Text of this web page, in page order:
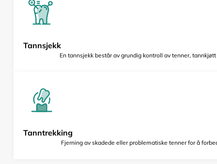
Tannsjekk
En tannsjekk består av grundig kontroll av tenner,
Tanntrekking
Fjerning av skadede eller problematiske tenner for å